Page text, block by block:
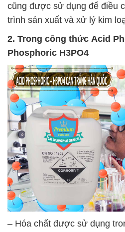
cũng được sử dụng để điều
trình sản xuất và xử lý kim
2. Trong công thức Acid
Phosphoric H3PO4
– Hóa chất được sử dụng